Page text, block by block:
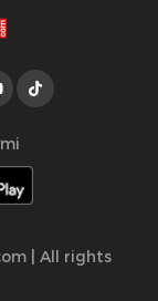
| All rights